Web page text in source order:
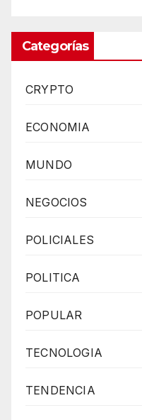
Categorías
CRYPTO
ECONOMIA
MUNDO
NEGOCIOS
POLICIALES
POLITICA
POPULAR
TECNOLOGIA
TENDENCIA